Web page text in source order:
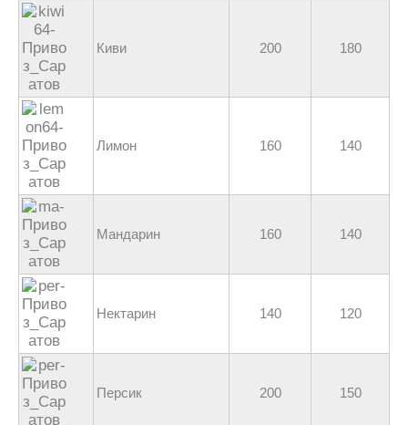
Киви 200 180
Лимон 160 140
Мандарин 160 140
Нектарин 140 120
Персик 200 150